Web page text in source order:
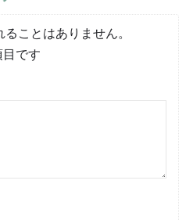
ことはありません。
です